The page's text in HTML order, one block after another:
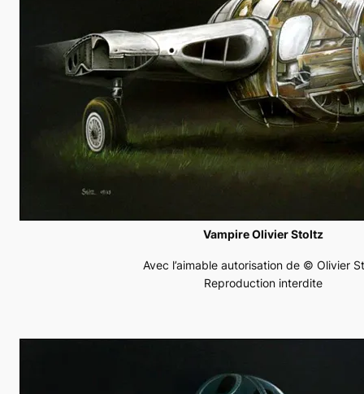
Vampire Olivier Stoltz
Avec l’aimable autorisation de © Olivier
Reproduction interdite